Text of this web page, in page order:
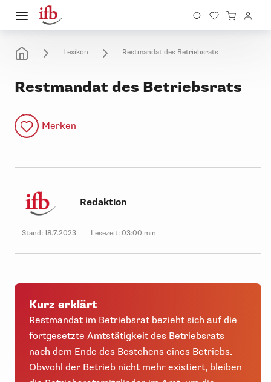
Lexikon Restmandat des Betriebsrats
Restmandat des Betriebsrats
Merken
Redaktion
Stand: 18.7.2023 Lesezeit: 03:00 min
Kurz erklärt
Restmandat im Betriebsrat bezieht sich auf die
fortgesetzte Amtstätigkeit des Betriebsrats
nach dem Ende des Bestehens eines Betriebs.
Obwohl der Betrieb nicht mehr existiert, bleiben